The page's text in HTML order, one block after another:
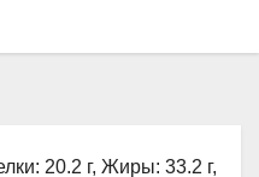
20.2 г, Жиры: 33.2 г,